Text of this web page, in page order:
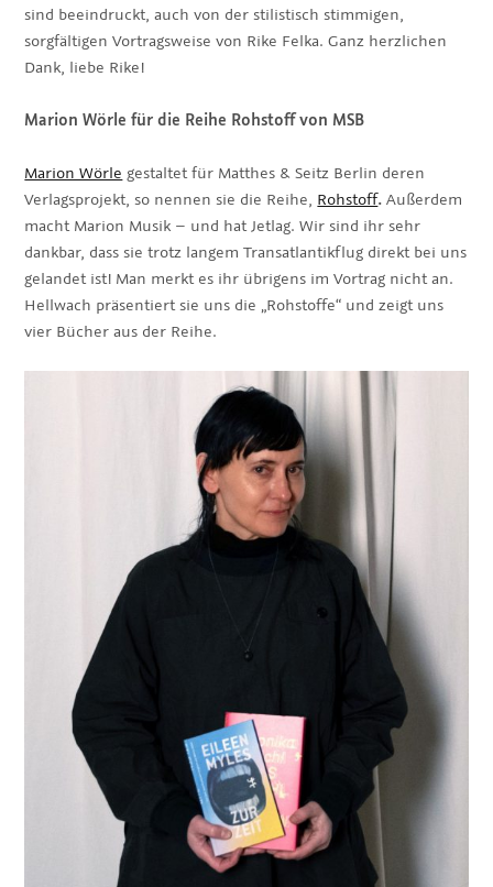
sind beeindruckt, auch von der stilistisch stimmigen,
sorgfältigen Vortragsweise von Rike Felka. Ganz herzlichen
Dank, liebe Rike!
Marion Wörle für die Reihe Rohstoff von MSB
Marion Wörle gestaltet für Matthes & Seitz Berlin deren
Verlagsprojekt, so nennen sie die Reihe, Rohstoff.Außerdem
macht Marion Musik – und hat Jetlag. Wir sind ihr sehr
dankbar, dass sie trotz langem Transatlantikflug direkt bei uns
gelandet ist! Man merkt es ihr übrigens im Vortrag nicht an.
Hellwach präsentiert sie uns die „Rohstoffe“ und zeigt uns
vier Bücher aus der Reihe.